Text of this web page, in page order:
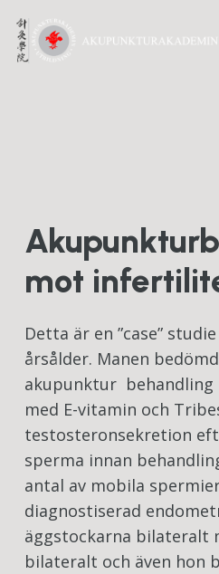
mot
Detta är en ”case”
årsålder. Manen
akupunktur behandling
med E-vitamin och
testosteronsekretion
sperma innan
antal av mobila
diagnostiserad
äggstockarna bilateralt
bilateralt och även hon